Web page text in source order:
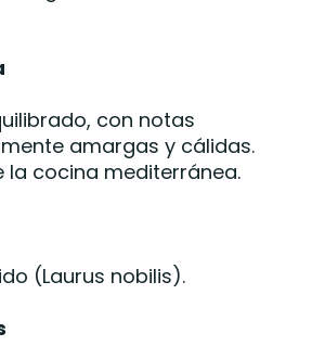
con notas
amargas y cálidas.
la cocina mediterránea.
(Laurus nobilis).